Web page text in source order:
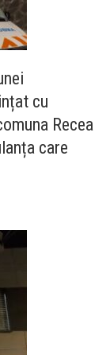
cu
Recea
care